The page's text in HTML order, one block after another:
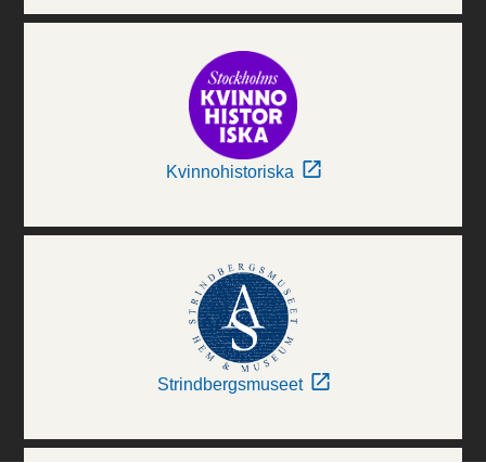
Kvinnohistoriska
Strindbergsmuseet